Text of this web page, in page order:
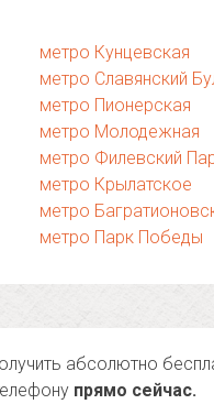
метро Кунцевская
метро Славянский
метро Пионерская
метро Молодежная
метро Филевский
метро Крылатское
метро
метро Парк Победы
абсолютно
прямо сейчас.